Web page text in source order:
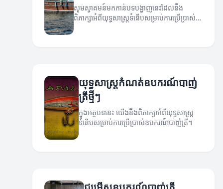
សូមស្វាគមន៍មកកាន់បទបង្ហាញនេះដែលនឹង
ពិភាក្សាអំពីយុទ្ធសាស្ត្រទំនើបសម្រាប់ការប្រើប្រាស់
យុទ្ធសាស្ត្រកំណត់ឧបករណ៍បាញ់
ត្រីថ្មីៗ
ក្នុងអត្ថបទនេះ យើងនឹងពិភាក្សាអំពីយុទ្ធសាស្ត្រ
ទំនើបសម្រាប់ការប្រើប្រាស់ឧបករណ៍បាញ់ត្រី។